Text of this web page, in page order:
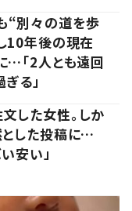
“別々の道を歩
10年後の現在
「2人とも遠回
る」
した女性。しか
とした投稿に…
安い」